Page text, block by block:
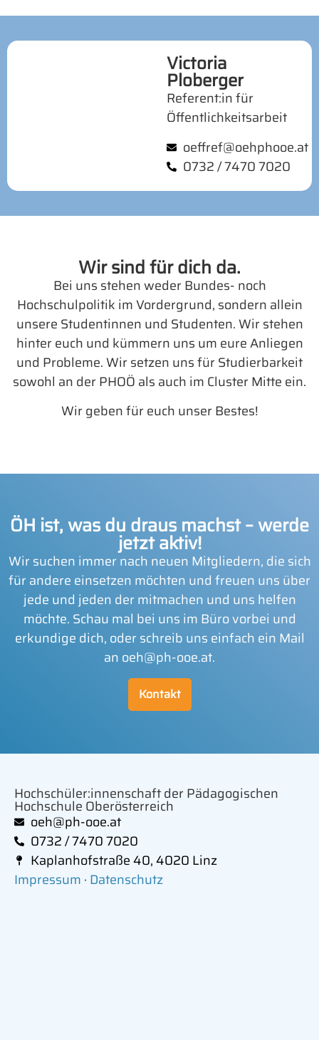
Victoria
Ploberger
Referent:in für
Öffentlichkeitsarbeit
oeffref@oehphooe.at
0732 / 7470 7020
Wir sind für dich da.
Bei uns stehen weder Bundes- noch
Hochschulpolitik im Vordergrund, sondern allein
unsere Studentinnen und Studenten. Wir stehen
hinter euch und kümmern uns um eure Anliegen
und Probleme. Wir setzen uns für Studierbarkeit
sowohl an der PHOÖ als auch im Cluster Mitte ein.
Wir geben für euch unser Bestes!
ÖH ist, was du draus machst – werde
jetzt aktiv!
Wir suchen immer nach neuen Mitgliedern, die sich
für andere einsetzen möchten und freuen uns über
jede und jeden der mitmachen und uns helfen
möchte. Schau mal bei uns im Büro vorbei und
erkundige dich, oder schreib uns einfach ein Mail
an oeh@ph-ooe.at.
Kontakt
Hochschüler:innenschaft der Pädagogischen
Hochschule Oberösterreich
oeh@ph-ooe.at
0732 / 7470 7020
Kaplanhofstraße 40, 4020 Linz
Impressum · Datenschutz